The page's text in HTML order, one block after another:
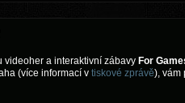
videoher a interaktivní zábavy For
(více informací v tiskové zprávě), vám